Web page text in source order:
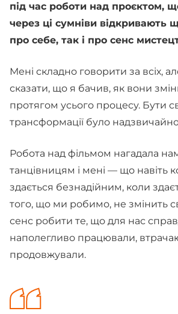
під час роботи над проєктом,
через ці сумніви відкривають
про себе, так і про сенс
Мені складно говорити за всіх,
сказати, що я бачив, як вони
протягом усього процесу. Бути
трансформації було
Робота над фільмом нагадала
танцівницям і мені — що навіть
здається безнадійним, коли
того, що ми робимо, не змінить
сенс робити те, що для нас
наполегливо працювали,
продовжували.